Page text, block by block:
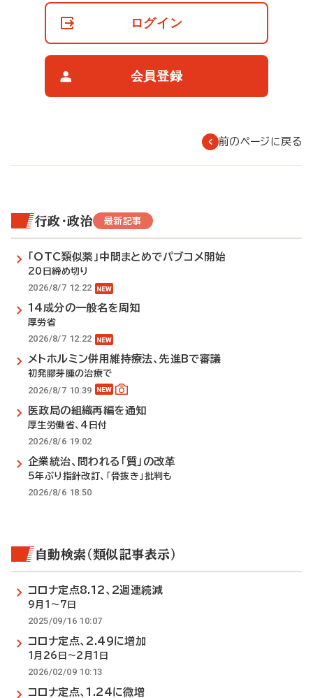
ログイン
会員登録
前のページに戻る
行政・政治 最新記事
「OTC類似薬」中間まとめでパブコメ開始
20日締め切り
2026/8/7 12:22
14成分の一般名を周知
厚労省
2026/8/7 12:22
メトホルミン併用維持療法、先進Bで審議
初発膠芽腫の治療で
2026/8/7 10:39
医政局の組織再編を通知
厚生労働省、4日付
2026/8/6 19:02
企業統治、問われる「質」の改革
5年ぶり指針改訂、「骨抜き」批判も
2026/8/6 18:50
自動検索（類似記事表示）
コロナ定点8.12、2週連続減
9月1～7日
2025/09/16 10:07
コロナ定点、2.49に増加
1月26日～2月1日
2026/02/09 10:13
コロナ定点、1.24に微増